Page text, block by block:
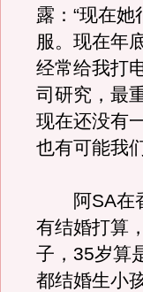
露：“现在
服。现在年
经常给我打
司研究，最
现在还没有
也有可能我
阿SA在香
有结婚打算
子，35岁算
都结婚生小